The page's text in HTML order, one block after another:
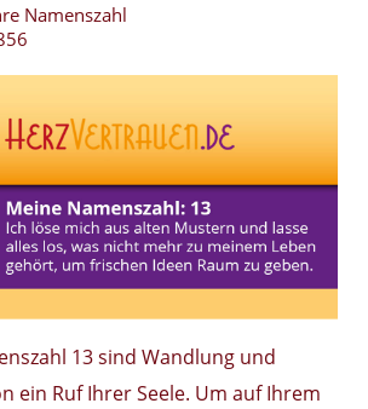
Namenszahl
13 sind Wandlung und
ein Ruf Ihrer Seele. Um auf Ihrem